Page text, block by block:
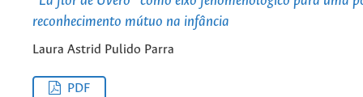
reconhecimento mútuo na infância
Laura Astrid Pulido Parra
PDF